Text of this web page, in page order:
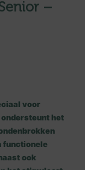
–
voor
ondersteunt het
functionele
ook